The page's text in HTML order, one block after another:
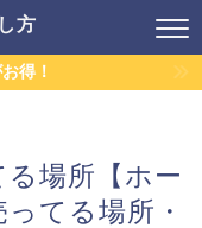
方
得！
場所【ホー
てる場所・